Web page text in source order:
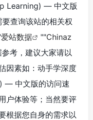
Learning) — 中文版
查询该站的相关权
爱站数据 ""Chinaz
考，建议大家请以
因素如：动手学深度
— 中文版的访问速
户体验等；当然要评
根据您自身的需求以